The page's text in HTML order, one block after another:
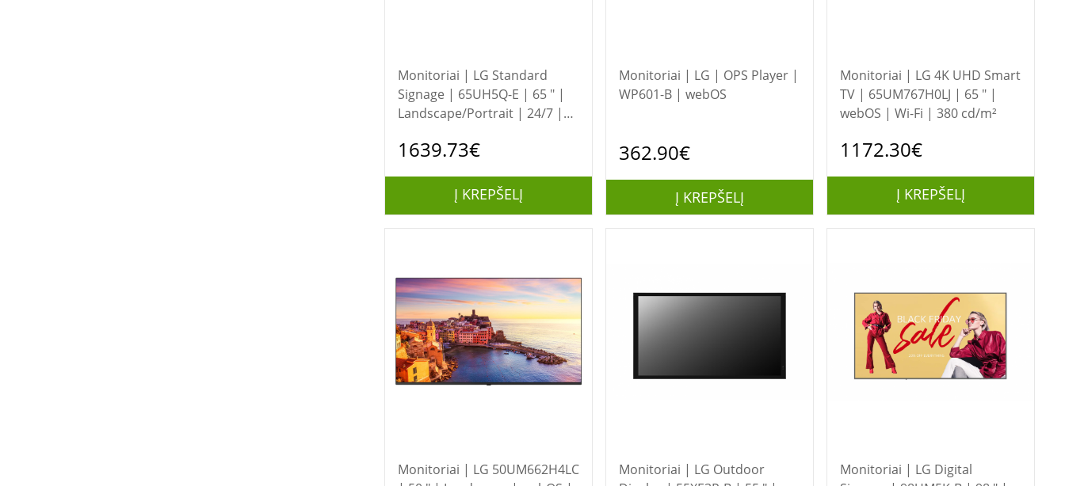
Monitoriai | LG Standard
Signage | 65UH5Q-E | 65 " |
Landscape/Portrait | 24/7 |
500 cd/m²
1639.73€
Į KREPŠELĮ
Monitoriai | LG | OPS Player |
WP601-B | webOS
362.90€
Į KREPŠELĮ
Monitoriai | LG 4K UHD Smart
TV | 65UM767H0LJ | 65 " |
webOS | Wi-Fi | 380 cd/m²
1172.30€
Į KREPŠELĮ
Monitoriai | LG 50UM662H4LC
Monitoriai | LG Outdoor
Monitoriai | LG Digital